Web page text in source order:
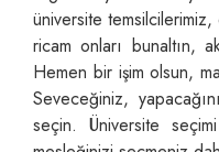
üniversite temsilcilerimiz,
ricam onları bunaltın,
Hemen bir işim olsun,
Seveceğiniz,
seçin. Üniversite